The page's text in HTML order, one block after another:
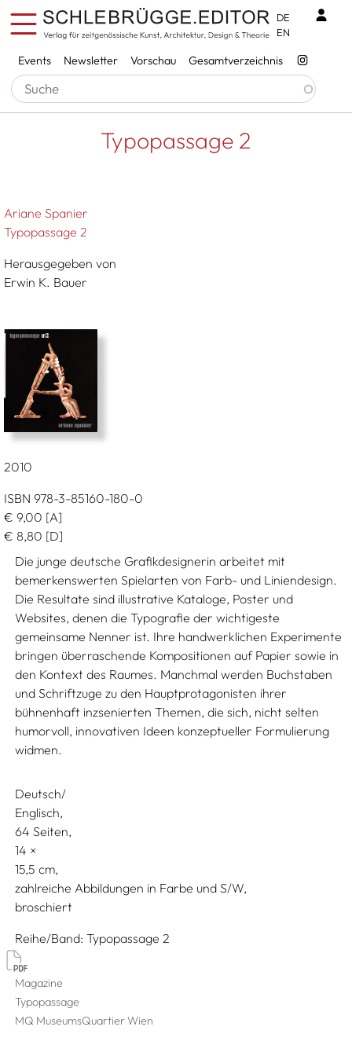
Direkt zum Inhalt
Services
Events Newsletter Vorschau Gesamtverzeichnis
DE
EN
Pfadnavigation
Startseite Typopassage 2
Typopassage 2
Ariane Spanier
Typopassage 2
Herausgegeben von
Erwin K. Bauer
2010
ISBN 978-3-85160-180-0
€ 9,00 [A]
€ 8,80 [D]
Die junge deutsche Grafikdesignerin arbeitet mit
bemerkenswerten Spielarten von Farb- und Liniendesign.
Die Resultate sind illustrative Kataloge, Poster und
Websites, denen die Typografie der wichtigeste
gemeinsame Nenner ist. Ihre handwerklichen Experimente
bringen überraschende Kompositionen auf Papier sowie in
den Kontext des Raumes. Manchmal werden Buchstaben
und Schriftzuge zu den Hauptprotagonisten ihrer
bühnenhaft inzsenierten Themen, die sich, nicht selten
humorvoll, innovativen Ideen konzeptueller Formulierung
widmen.
Deutsch/
Englisch
64 Seiten,
14
15,5
zahlreiche Abbildungen in Farbe und S/W
broschiert
Reihe/Band Typopassage 2
Magazine
Typopassage
MQ MuseumsQuartier Wien